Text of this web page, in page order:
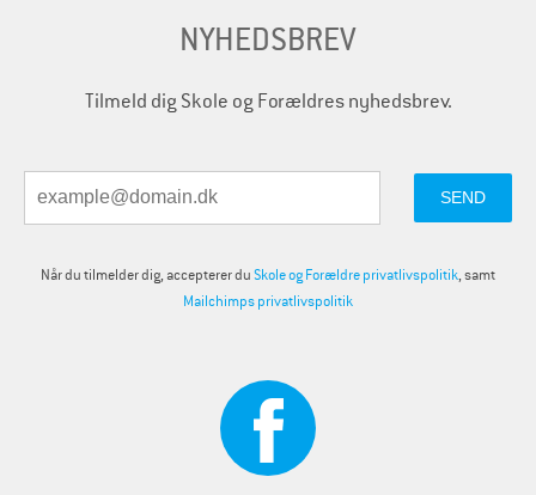
NYHEDSBREV
Tilmeld dig Skole og Forældres nyhedsbrev.
Når du tilmelder dig, accepterer duSkole og Forældre privatlivspolitik, samt
Mailchimps privatlivspolitik